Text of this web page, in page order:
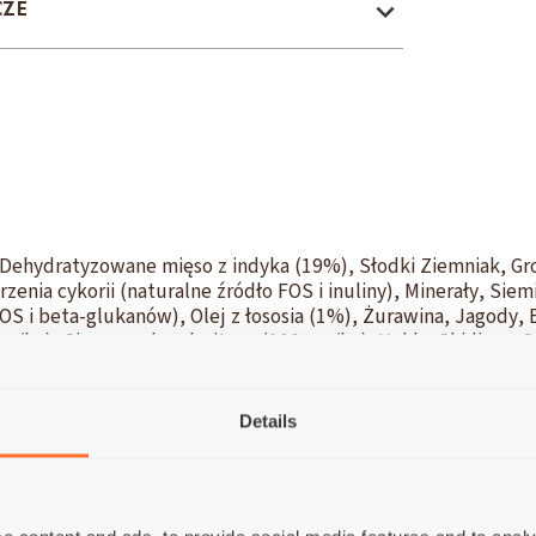
Details
mięso z indyka (19%), Słodki Ziemniak,
cykorii (naturalne źródło FOS i inuliny), Minerały,
i beta-glukanów), Olej z łososia (1%), Żurawina, Jagody,
kg), Siarczan chondroityny (100 mg/kg), Yukka Shidiger,